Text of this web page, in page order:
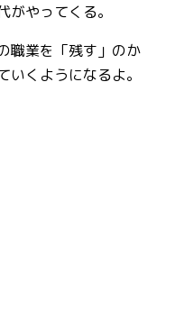
やってくる。
職業を「残す」のか
くようになるよ。